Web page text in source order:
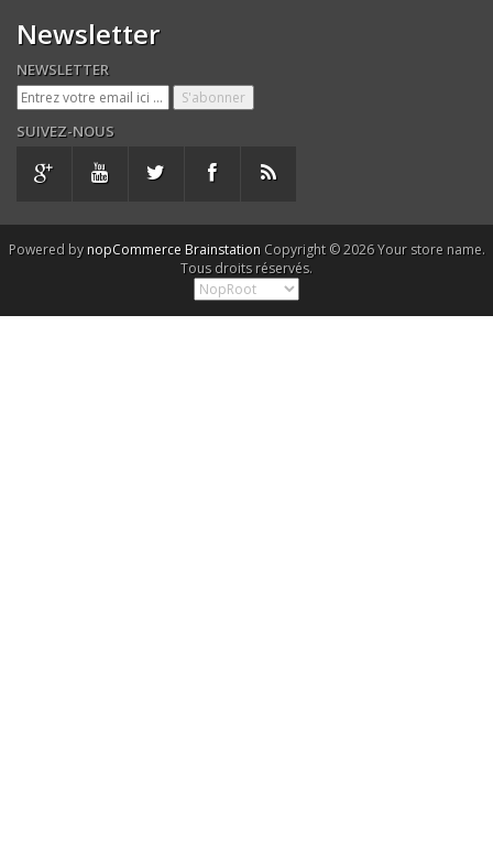
Newsletter
NEWSLETTER
SUIVEZ-NOUS
Powered by nopCommerce Brainstation Copyright © 2026 Your store name.
Tous droits réservés.